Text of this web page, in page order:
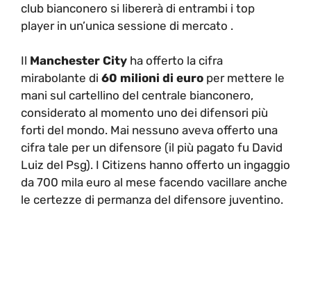
club bianconero si libererà di entrambi i top
player in un’unica sessione di mercato .
Il Manchester City ha offerto la cifra
mirabolante di 60 milioni di euro per mettere le
mani sul cartellino del centrale bianconero,
considerato al momento uno dei difensori più
forti del mondo. Mai nessuno aveva offerto una
cifra tale per un difensore (il più pagato fu David
Luiz del Psg). I Citizens hanno offerto un ingaggio
da 700 mila euro al mese facendo vacillare anche
le certezze di permanza del difensore juventino.